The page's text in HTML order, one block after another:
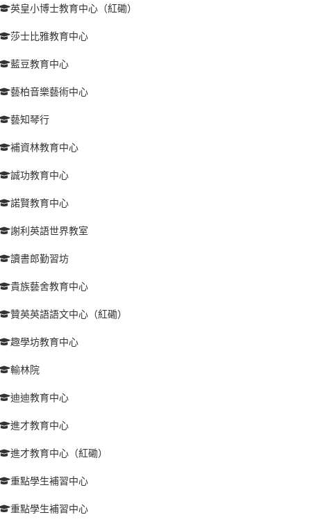
英皇小博士教育中心（紅磡）
莎士比雅教育中心
藍豆教育中心
藝柏音樂藝術中心
藝知琴行
補資林教育中心
誠功教育中心
諾賢教育中心
謝利英語世界教室
讀書郎勤習坊
貴族藝舍教育中心
贊英英語語文中心（紅磡）
趣學坊教育中心
輸林院
迪迪教育中心
進才教育中心
進才教育中心（紅磡）
重點學生補習中心
重點學生補習中心